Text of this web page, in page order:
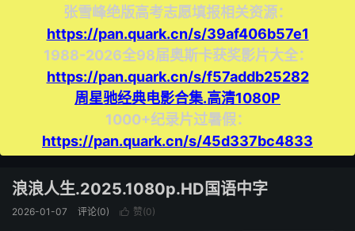
张雪峰绝版高考志愿填报相关资源：
https://pan.quark.cn/s/39af406b57e1
1988-2026全98届奥斯卡获奖影片大全：
https://pan.quark.cn/s/f57addb25282
周星驰经典电影合集.高清1080P
1000+纪录片过暑假：
https://pan.quark.cn/s/45d337bc4833
浪浪人生.2025.1080p.HD国语中字
2026-01-07 评论(0)  赞(0)